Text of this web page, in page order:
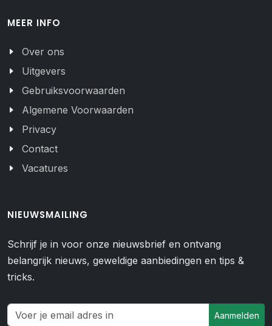
MEER INFO
Over ons
Uitgevers
Gebruiksvoorwaarden
Algemene Voorwaarden
Privacy
Contact
Vacatures
NIEUWSMAILING
Schrijf je in voor onze nieuwsbrief en ontvang
belangrijk nieuws, geweldige aanbiedingen en tips &
tricks.
Aanmelden